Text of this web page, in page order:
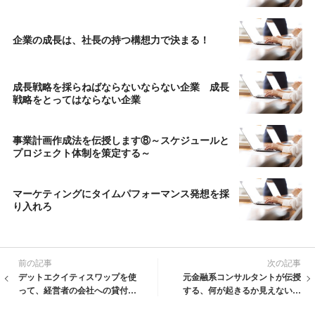
企業の成長は、社長の持つ構想力で決まる！
成長戦略を採らねばならないならない企業 成長
戦略をとってはならない企業
事業計画作成法を伝授します⑧～スケジュールと
プロジェクト体制を策定する～
マーケティングにタイムパフォーマンス発想を採
り入れろ
前の記事
デットエクイティスワップを使
って、経営者の会社への貸付負
次の記事
元金融系コンサルタントが伝授
する、何が起きるか見えない時